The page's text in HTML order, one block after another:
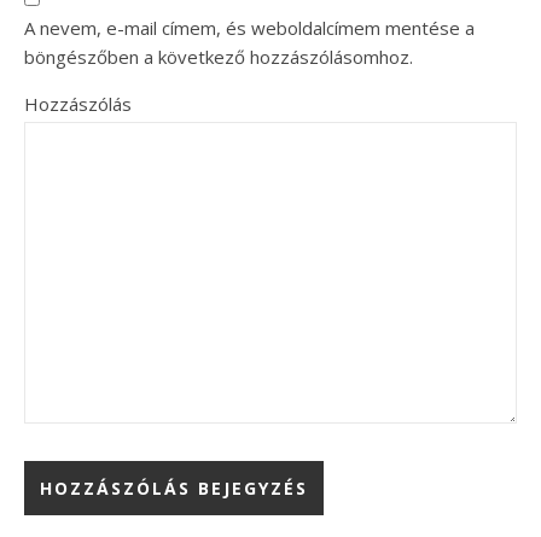
A nevem, e-mail címem, és weboldalcímem mentése a
böngészőben a következő hozzászólásomhoz.
Hozzászólás